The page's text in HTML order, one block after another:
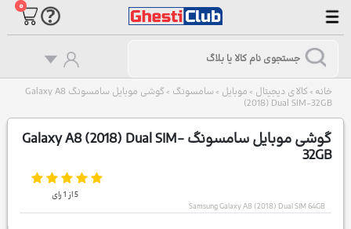
۰
خانه > کالای دیجیتال > موبایل > سامسونگ >
گوشی موبایل سامسونگ Galaxy A8
(2018) Dual SIM-32GB
گوشی موبایل سامسونگ Galaxy A8 (2018) Dual SIM-
32GB
5از 1رای
Samsung Galaxy A8 (2018) Dual SIM 64GB